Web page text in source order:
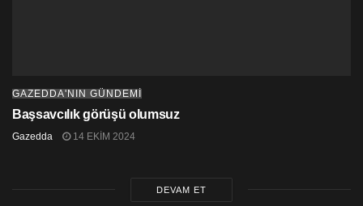
GAZEDDA'NIN GÜNDEMİ
Başsavcılık görüşü olumsuz
Gazedda 14 EKIM 2024
DEVAM ET